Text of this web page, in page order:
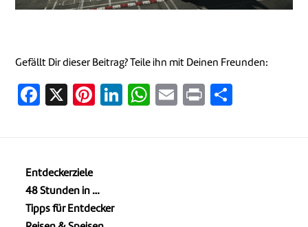
Gefällt Dir dieser Beitrag? Teile ihn mit Deinen Freunden:
Facebook
X Pinterest
LinkedIn
WhatsApp
EmailPrint
Entdeckerziele
48 Stunden in …
Tipps für Entdecker